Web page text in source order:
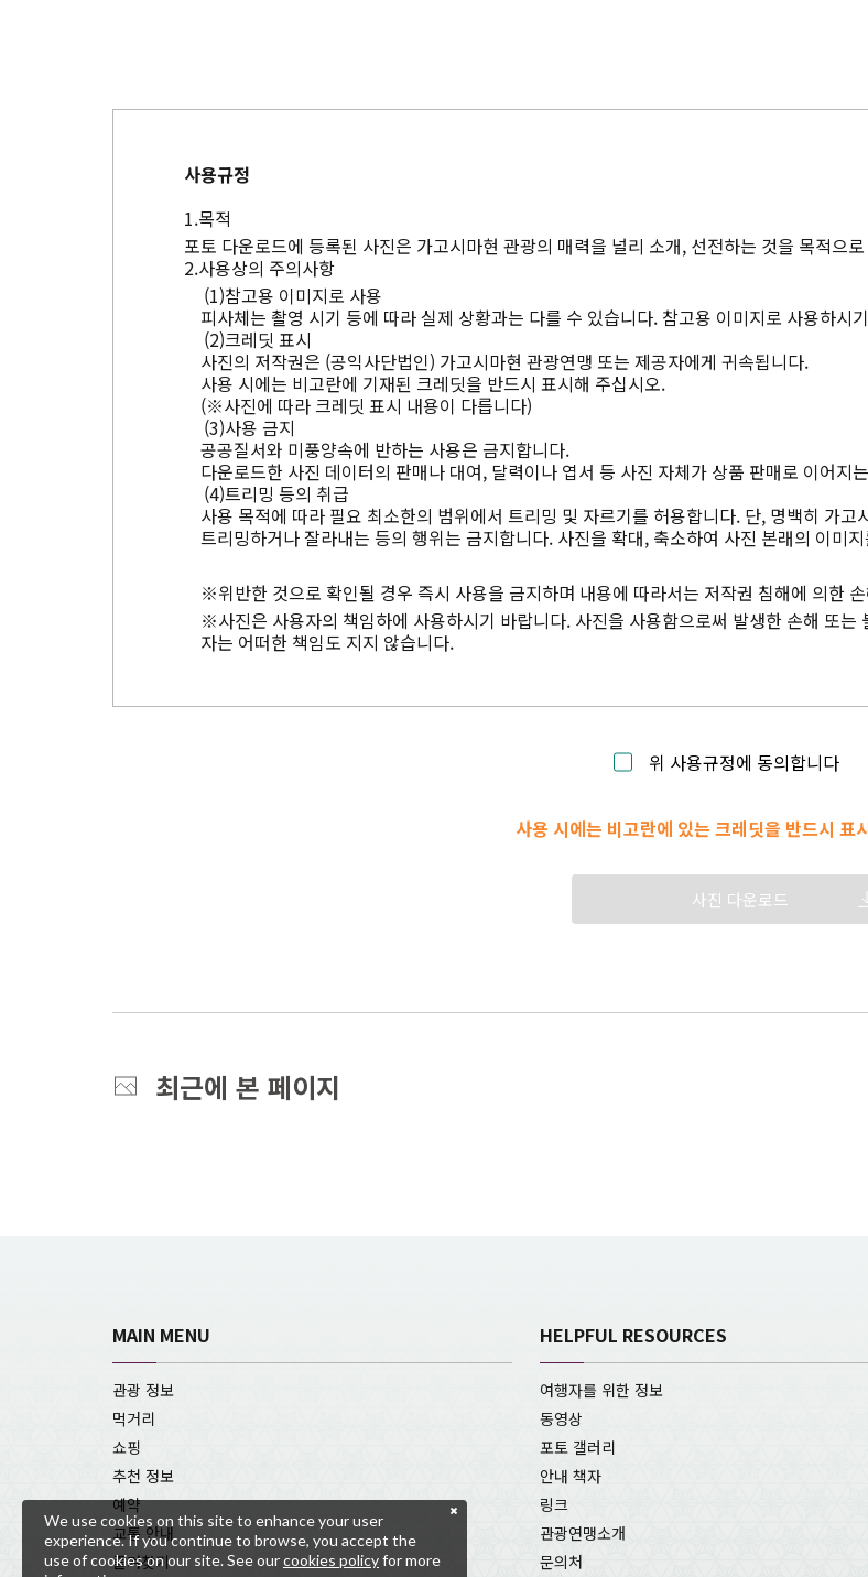
사용규정
목적
포토 다운로드에 등록된 사진은 가고시마현 관광의 매력을 널리 소개, 선전하는 것을 목적으
사용상의 주의사항
참고용 이미지로 사용
피사체는 촬영 시기 등에 따라 실제 상황과는 다를 수 있습니다. 참고용 이미지로 사용하시
크레딧 표시
사진의 저작권은 (공익사단법인) 가고시마현 관광연맹 또는 제공자에게 귀속됩니다.
사용 시에는 비고란에 기재된 크레딧을 반드시 표시해 주십시오.
(※사진에 따라 크레딧 표시 내용이 다릅니다)
사용 금지
공공질서와 미풍양속에 반하는 사용은 금지합니다.
다운로드한 사진 데이터의 판매나 대여, 달력이나 엽서 등 사진 자체가 상품 판매로 이어지
트리밍 등의 취급
사용 목적에 따라 필요 최소한의 범위에서 트리밍 및 자르기를 허용합니다. 단, 명백히 가
트리밍하거나 잘라내는 등의 행위는 금지합니다. 사진을 확대, 축소하여 사진 본래의 이미
※위반한 것으로 확인될 경우 즉시 사용을 금지하며 내용에 따라서는 저작권 침해에 의한
※사진은 사용자의 책임하에 사용하시기 바랍니다. 사진을 사용함으로써 발생한 손해 또
자는 어떠한 책임도 지지 않습니다.
위 사용규정에 동의합니다
사용 시에는 비고란에 있는 크레딧을 반드시 표
사진 다운로드
최근에 본 페이지
MAIN MENU
관광 정보
먹거리
쇼핑
추천 정보
예약
교통 안내
즐겨찾기
HELPFUL RESOURCES
여행자를 위한 정보
동영상
포토 갤러리
안내 책자
링크
관광연맹소개
문의처
We use cookies on this site to enhance your user
experience. If you continue to browse, you accept the
use of cookies on our site. See ourcookies policyfor more